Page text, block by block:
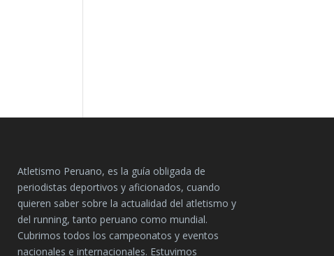
Atletismo Peruano, es la guía obligada de
periodistas deportivos y aficionados, cuando
quieren saber sobre la actualidad del atletismo y
del running, tanto peruano como mundial.
Cubrimos todos los campeonatos y eventos
nacionales e internacionales. Estuvimos